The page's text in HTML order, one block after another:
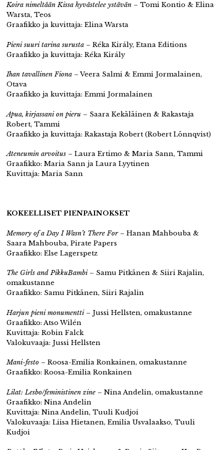
Koira nimeltään Kissa hyvästelee ystävän – Tomi Kontio & Elina
Warsta, Teos
Graafikko ja kuvittaja: Elina Warsta
Pieni suuri tarina surusta – Réka Király, Etana Editions
Graafikko ja kuvittaja: Réka Király
Ihan tavallinen Fiona – Veera Salmi & Emmi Jormalainen,
Otava
Graafikko ja kuvittaja: Emmi Jormalainen
Apua, kirjassani on pieru – Saara Kekäläinen & Rakastaja
Robert, Tammi
Graafikko ja kuvittaja: Rakastaja Robert (Robert Lönnqvist)
Ateneumin arvoitus – Laura Ertimo & Maria Sann, Tammi
Graafikko: Maria Sann ja Laura Lyytinen
Kuvittaja: Maria Sann
KOKEELLISET PIENPAINOKSET
Memory of a Day I Wasn’t There For – Hanan Mahbouba &
Saara Mahbouba, Pirate Papers
Graafikko: Else Lagerspetz
The Girls and PikkuBambi– Samu Pitkänen & Siiri Rajalin,
omakustanne
Graafikko: Samu Pitkänen, Siiri Rajalin
Harjun pieni monumentti– Jussi Hellsten, omakustanne
Graafikko: Atso Wilén
Kuvittaja: Robin Falck
Valokuvaaja: Jussi Hellsten
Mani-festo – Roosa-Emilia Ronkainen, omakustanne
Graafikko: Roosa-Emilia Ronkainen
Lilat: Lesbo/feministinen zine – Nina Andelin, omakustanne
Graafikko: Nina Andelin
Kuvittaja: Nina Andelin, Tuuli Kudjoi
Valokuvaaja: Liisa Hietanen, Emilia Usvalaakso, Tuuli
Kudjoi